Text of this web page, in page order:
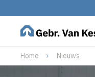
Home Nieuws